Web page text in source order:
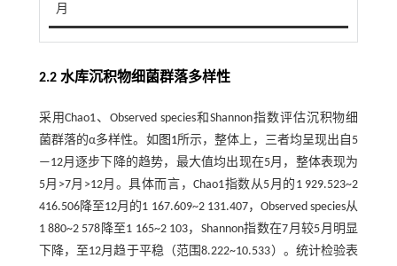
月
2.2 水库沉积物细菌群落多样性
采用Chao1、Observed species和Shannon指数评估沉积物细
菌群落的α多样性。如 图1所示，整体上，三者均呈现出自5
—12月逐步下降的趋势，最大值均出现在5月，整体表现为
5月>7月>12月。具体而言，Chao1指数从5月的1 929.523~2
416.506降至12月的1 167.609~2 131.407，Observed species从
1 880~2 578降至1 165~2 103，Shannon指数在7月较5月明显
下降，至12月趋于平稳（范围8.222~10.533）。统计检验表